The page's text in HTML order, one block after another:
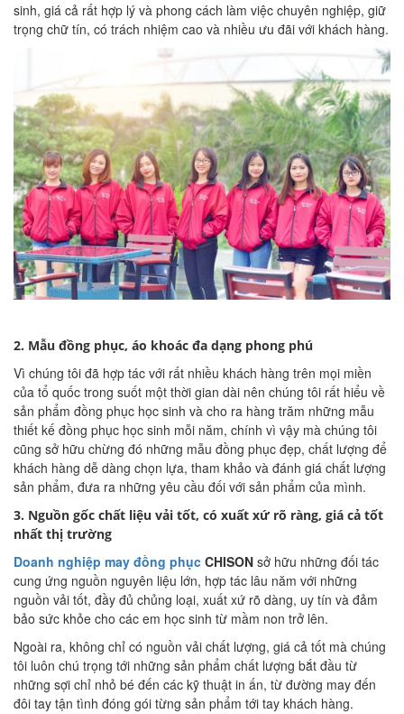
sinh, giá cả rất hợp lý và phong cách làm việc chuyên nghiệp, giữ
trọng chữ tín, có trách nhiệm cao và nhiều ưu đãi với khách hàng.
2. Mẫu đồng phục, áo khoác đa dạng phong phú
Vì chúng tôi đã hợp tác với rất nhiều khách hàng trên mọi miền
của tổ quốc trong suốt một thời gian dài nên chúng tôi rất hiểu về
sản phẩm đồng phục học sinh và cho ra hàng trăm những mẫu
thiết kế đồng phục học sinh mỗi năm, chính vì vậy mà chúng tôi
cũng sở hữu chừng đó những mẫu đồng phục đẹp, chất lượng để
khách hàng dễ dàng chọn lựa, tham khảo và đánh giá chất lượng
sản phẩm, đưa ra những yêu cầu đối với sản phẩm của mình.
3. Nguồn gốc chất liệu vải tốt, có xuất xứ rõ ràng, giá cả tốt
nhất thị trường
Doanh nghiệp may đồng phục CHISON sở hữu những đối tác
cung ứng nguồn nguyên liệu lớn, hợp tác lâu năm với những
nguồn vải tốt, đầy đủ chủng loại, xuất xứ rõ dàng, uy tín và đảm
bảo sức khỏe cho các em học sinh từ mầm non trở lên.
Ngoài ra, không chỉ có nguồn vải chất lượng, giá cả tốt mà chúng
tôi luôn chú trọng tới những sản phẩm chất lượng bắt đầu từ
những sợi chỉ nhỏ bé đến các kỹ thuật in ấn, từ đường may đến
đôi tay tận tình đóng gói từng sản phẩm tới tay khách hàng.